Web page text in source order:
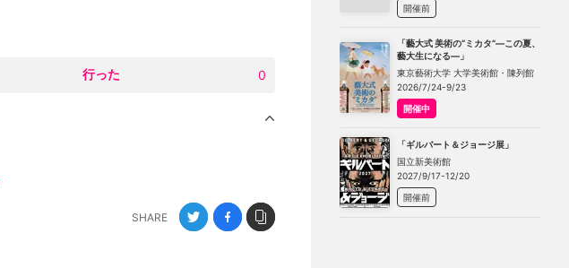
行った 0
SHARE
開催前
「藝大式 美術の“ミカタ”―この夏、
藝大生になる―」
東京藝術大学 大学美術館・陳列館
2026/7/24-9/23
開催中
「ギルバート＆ジョージ展」
国立新美術館
2027/9/17-12/20
開催前